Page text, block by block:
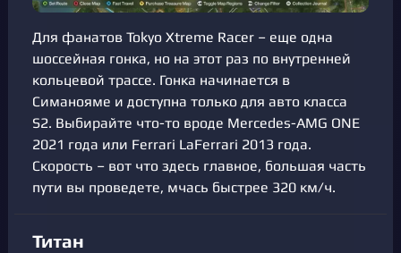
Для фанатов Tokyo Xtreme Racer – еще одна
шоссейная гонка, но на этот раз по внутренней
кольцевой трассе. Гонка начинается в
Симанояме и доступна только для авто класса
S2. Выбирайте что-то вроде Mercedes-AMG ONE
2021 года или Ferrari LaFerrari 2013 года.
Скорость – вот что здесь главное, большая часть
пути вы проведете, мчась быстрее 320 км/ч.
Титан